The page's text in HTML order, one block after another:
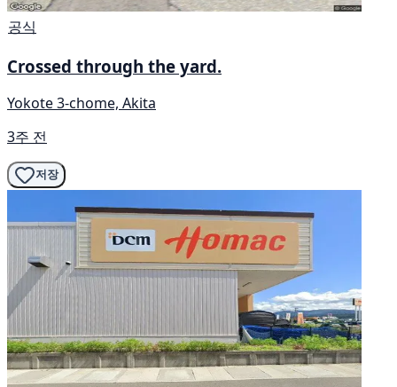
공식
Crossed through the yard.
Yokote 3-chome, Akita
3주 전
저장